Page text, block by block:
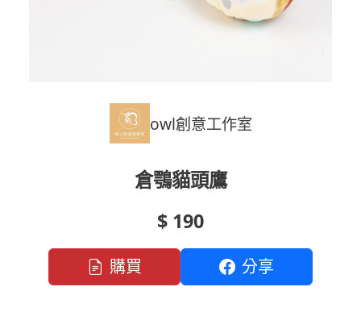
owl創意工作室
倉鶚貓頭鷹
$ 190
購買 分享